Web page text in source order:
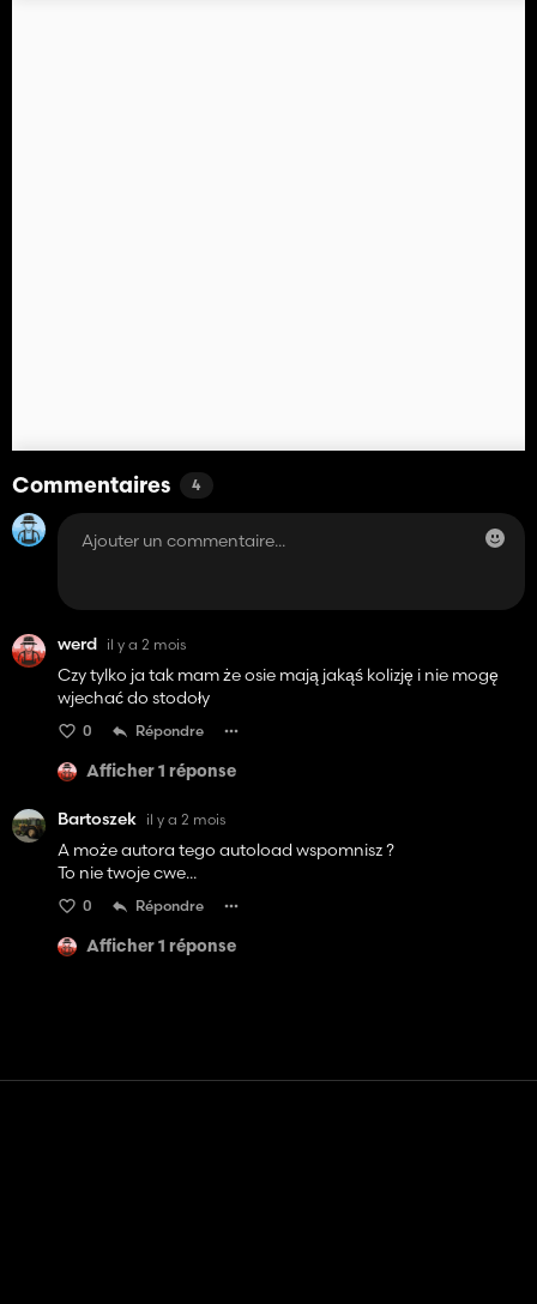
Commentaires 4
werd il y a 2 mois
Czy tylko ja tak mam że osie mają jakąś kolizję i nie mogę
wjechać do stodoły
0 Répondre
Afficher 1 réponse
Bartoszek il y a 2 mois
A może autora tego autoload wspomnisz ?
To nie twoje cwe...
0 Répondre
Afficher 1 réponse